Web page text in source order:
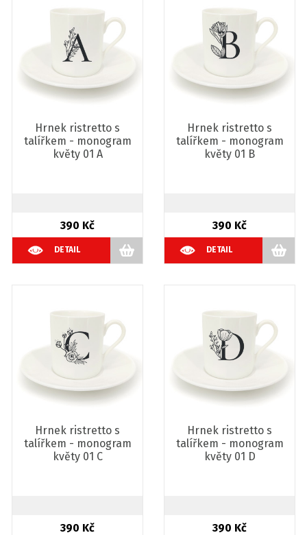
Hrnek ristretto s
talířkem - monogram
květy 01 A
390 Kč
DETAIL
Hrnek ristretto s
talířkem - monogram
květy 01 B
390 Kč
DETAIL
Hrnek ristretto s
talířkem - monogram
květy 01 C
390 Kč
Hrnek ristretto s
talířkem - monogram
květy 01 D
390 Kč